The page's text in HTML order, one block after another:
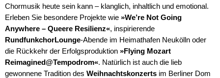
Chormusik heute sein kann – klanglich, inhaltlich und emotional.
Erleben Sie besondere Projekte wie »We’re Not Going
Anywhere – Queere Resilienz«, inspirierende
RundfunkchorLounge-Abende im Heimathafen Neukölln oder
die Rückkehr der Erfolgsproduktion »Flying Mozart
Reimagined@Tempodrom«. Natürlich ist auch die lieb
gewonnene Tradition des Weihnachtskonzerts im Berliner Dom